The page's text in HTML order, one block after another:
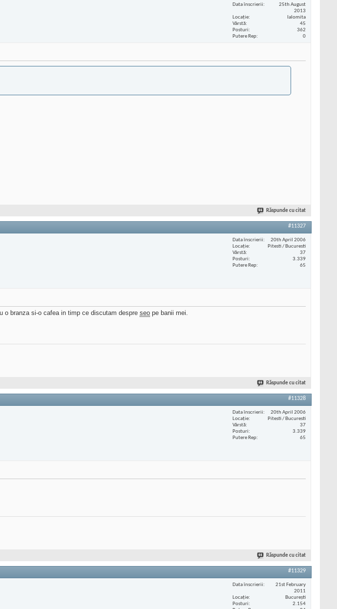
Data înscrierii
25th August
2013
Locaţie
Ialomita
Vârstă
45
Posturi
362
Putere Rep
0
Răspunde cu citat
#11327
Data înscrierii
20th April 2006
Locaţie
Pitesti / Bucuresti
Vârstă
37
Posturi
3.339
Putere Rep
65
o branza si-o cafea in timp ce discutam despre seo pe banii mei.
Răspunde cu citat
#11328
Data înscrierii
20th April 2006
Locaţie
Pitesti / Bucuresti
Vârstă
37
Posturi
3.339
Putere Rep
65
Răspunde cu citat
#11329
Data înscrierii
21st February
2011
Locaţie
București
Posturi
2.154